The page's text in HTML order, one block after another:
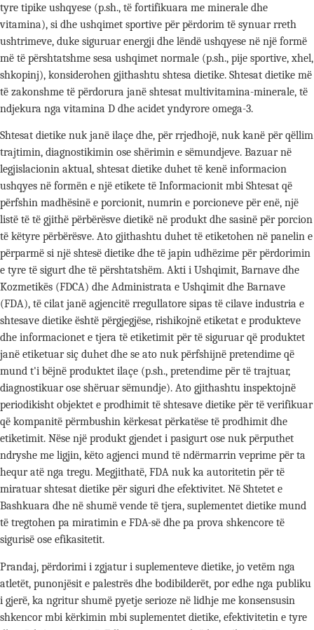
tyre tipike ushqyese (p.sh., të fortifikuara me minerale dhe
vitamina), si dhe ushqimet sportive për përdorim të synuar rreth
ushtrimeve, duke siguruar energji dhe lëndë ushqyese në një formë
më të përshtatshme sesa ushqimet normale (p.sh., pije sportive, xhel,
shkopinj), konsiderohen gjithashtu shtesa dietike. Shtesat dietike më
të zakonshme të përdorura janë shtesat multivitamina-minerale, të
ndjekura nga vitamina D dhe acidet yndyrore omega-3.
Shtesat dietike nuk janë ilaçe dhe, për rrjedhojë, nuk kanë për qëllim
trajtimin, diagnostikimin ose shërimin e sëmundjeve. Bazuar në
legjislacionin aktual, shtesat dietike duhet të kenë informacion
ushqyes në formën e një etikete të Informacionit mbi Shtesat që
përfshin madhësinë e porcionit, numrin e porcioneve për enë, një
listë të të gjithë përbërësve dietikë në produkt dhe sasinë për porcion
të këtyre përbërësve. Ato gjithashtu duhet të etiketohen në panelin e
përparmë si një shtesë dietike dhe të japin udhëzime për përdorimin
e tyre të sigurt dhe të përshtatshëm. Akti i Ushqimit, Barnave dhe
Kozmetikës (FDCA) dhe Administrata e Ushqimit dhe Barnave
(FDA), të cilat janë agjencitë rregullatore sipas të cilave industria e
shtesave dietike është përgjegjëse, rishikojnë etiketat e produkteve
dhe informacionet e tjera të etiketimit për të siguruar që produktet
janë etiketuar siç duhet dhe se ato nuk përfshijnë pretendime që
mund t'i bëjnë produktet ilaçe (p.sh., pretendime për të trajtuar,
diagnostikuar ose shëruar sëmundje). Ato gjithashtu inspektojnë
periodikisht objektet e prodhimit të shtesave dietike për të verifikuar
që kompanitë përmbushin kërkesat përkatëse të prodhimit dhe
etiketimit. Nëse një produkt gjendet i pasigurt ose nuk përputhet
ndryshe me ligjin, këto agjenci mund të ndërmarrin veprime për ta
hequr atë nga tregu. Megjithatë, FDA nuk ka autoritetin për të
miratuar shtesat dietike për siguri dhe efektivitet. Në Shtetet e
Bashkuara dhe në shumë vende të tjera, suplementet dietike mund
të tregtohen pa miratimin e FDA-së dhe pa prova shkencore të
sigurisë ose efikasitetit.
Prandaj, përdorimi i zgjatur i suplementeve dietike, jo vetëm nga
atletët, punonjësit e palestrës dhe bodibilderët, por edhe nga publiku
i gjerë, ka ngritur shumë pyetje serioze në lidhje me konsensusin
shkencor mbi kërkimin mbi suplementet dietike, efektivitetin e tyre